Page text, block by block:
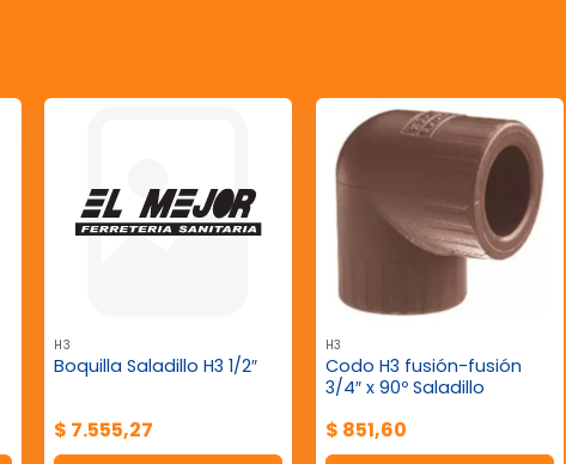
H3
Boquilla Saladillo H3 1/2″
$ 7.555,27
H3
Codo H3 fusión-fusión
3/4″ x 90º Saladillo
$ 851,60